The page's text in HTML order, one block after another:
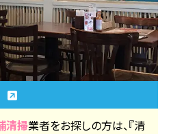
清掃業者をお探しの方は、『清